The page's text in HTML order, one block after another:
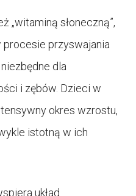
„witaminą słoneczną”,
przyswajania
dla
i zębów. Dzieci w
okres wzrostu,
istotną w ich
układ